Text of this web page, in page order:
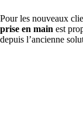
Pour les nouveaux
prise en main est
depuis l’ancienne